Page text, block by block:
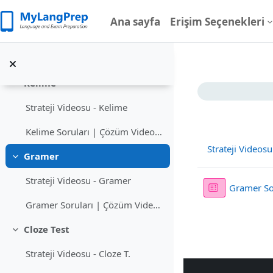
Ana sayfa Erişim Seçenekleri
Daralt
Kelime
Strateji Videosu - Kelime
Kelime Soruları | Çözüm Videoları
Daralt
Gramer
Strateji Videosu - Gramer
Gramer Soruları | Çözüm Videoları
Daralt
Cloze Test
Strateji Videosu - Cloze T.
Bölüm
Strateji
Gramer